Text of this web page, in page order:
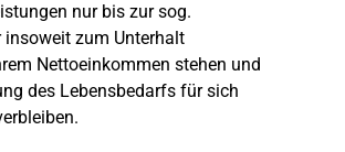
nur bis zur sog.
zum Unterhalt
Nettoeinkommen stehen und
des Lebensbedarfs für sich